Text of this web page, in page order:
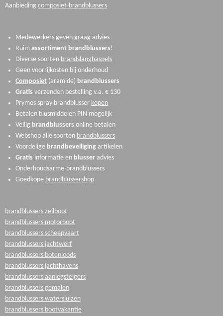
Aanbieding composiet-brandblussers
Medewerkers geven graag advies
Ruim assortiment brandblussers!
Diverse soorten brandslanghaspels
Geen voorrijkosten bij onderhoud
Composiet (aramide) brandblussers
Gratis verzenden bestelling v.a. € 130
Prymos spray brandblusser kopen
Betalen blusmiddelen PIN mogelijk
Veilig brandblussers online betalen
Webshop alle soorten brandblussers
Voordelige brandbeveiliging artikelen
Gratis informatie en blusser advies
Onderhoudsarme-brandblussers
Goedkope brandblussershop
brandblussers zeilboot
brandblussers motorboot
brandblussers scheepvaart
brandblussers jachtwerf
brandblussers botenloods
brandblussers jachthavens
brandblussers aanlegsteigers
brandblussers gemalen
brandblussers watersluizen
brandblussers bootvakantie